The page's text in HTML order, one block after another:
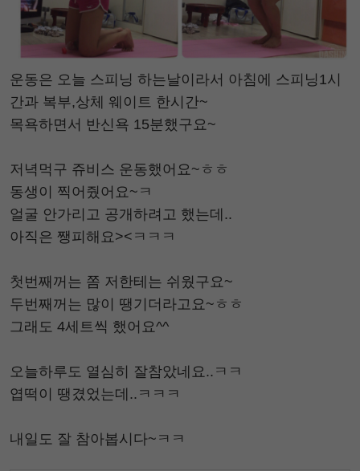
운동은 오늘 스피닝 하는날이라서 아침에 스피닝1시
간과 복부,상체 웨이트 한시간~
목욕하면서 반신욕 15분했구요~
저녁먹구 쥬비스 운동했어요~ㅎㅎ
동생이 찍어줬어요~ㅋ
얼굴 안가리고 공개하려고 했는데..
아직은 쨍피해요><ㅋㅋㅋ
첫번째꺼는 쫌 저한테는 쉬웠구요~
두번째꺼는 많이 땡기더라고요~ㅎㅎ
그래도 4세트씩 했어요^^
오늘하루도 열심히 잘참았네요..ㅋㅋ
엽떡이 땡겼었는데..ㅋㅋㅋ
내일도 잘 참아봅시다~ㅋㅋ